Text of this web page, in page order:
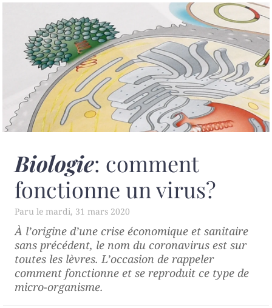
Biologie: comment
fonctionne un virus?
mardi, 31 mars 2020
À l’origine d’une crise économique et sanitaire
sans précédent, le nom du coronavirus est sur
toutes les lèvres. L’occasion de rappeler
comment fonctionne et se reproduit ce type de
micro-organisme.